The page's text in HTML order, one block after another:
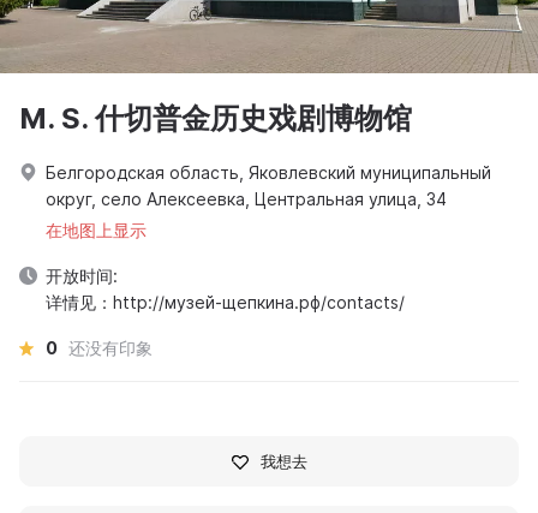
M. S. 什切普金历史戏剧博物馆
Белгородская область, Яковлевский муниципальный
округ, село Алексеевка, Центральная улица, 34
在地图上显示
开放时间:
详情见：http://музей-щепкина.рф/contacts/
0 还没有印象
我想去